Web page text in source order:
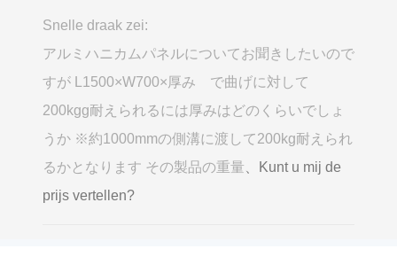
Snelle draak zei:
アルミハニカムパネルについてお聞きしたいので
すが L1500×W700×厚み で曲げに対して
200kgg耐えられるには厚みはどのくらいでしょ
うか ※約1000mmの側溝に渡して200kg耐えられ
るかとなります その製品の重量 、Kunt u mij de
prijs vertellen?